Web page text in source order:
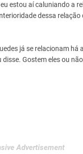
estou aí caluniando a
dessa relação
já se relacionam
Gostem eles ou
Advertisement